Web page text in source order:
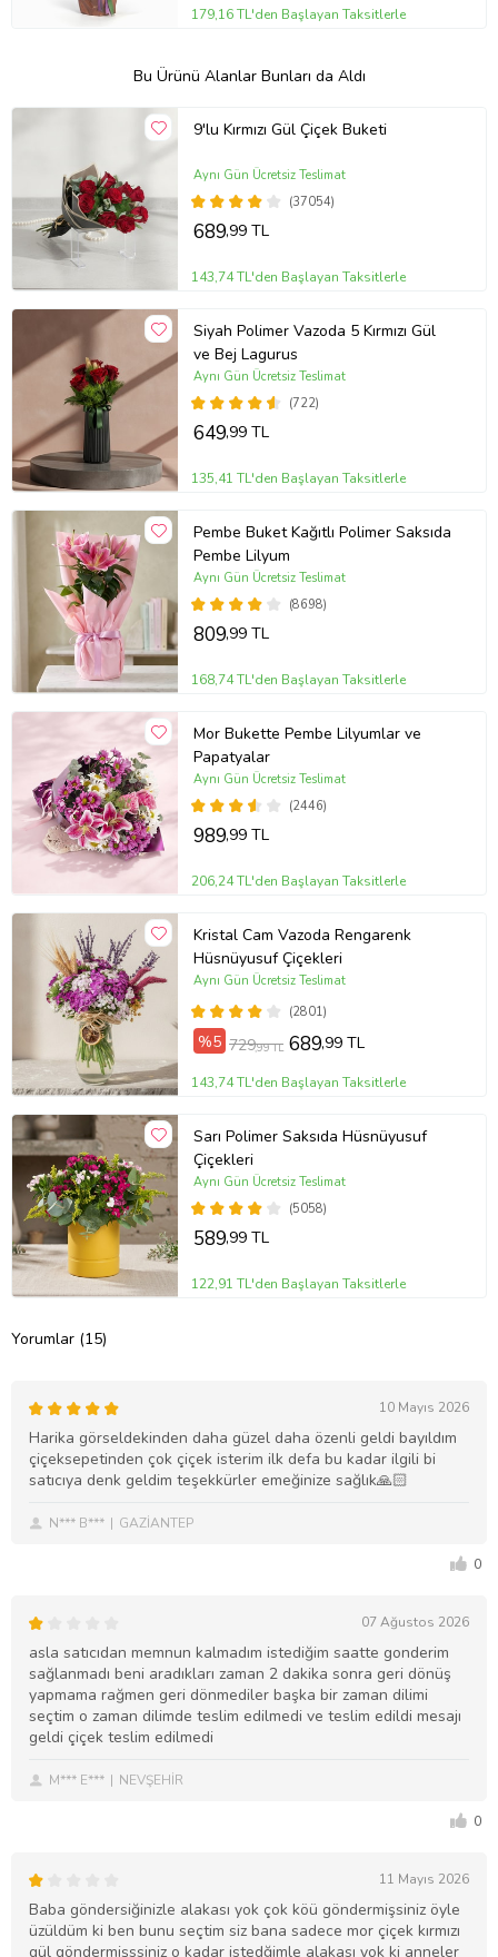
179,16 TL'den Başlayan Taksitlerle
Bu Ürünü Alanlar Bunları da Aldı
9'lu Kırmızı Gül Çiçek Buketi
(37054)
Aynı Gün Ücretsiz Teslimat
689,99 TL
143,74 TL'den Başlayan Taksitlerle
Siyah Polimer Vazoda 5 Kırmızı Gül
ve Bej Lagurus
(722)
Aynı Gün Ücretsiz Teslimat
649,99 TL
135,41 TL'den Başlayan Taksitlerle
Pembe Buket Kağıtlı Polimer Saksıda
Pembe Lilyum
(8698)
Aynı Gün Ücretsiz Teslimat
809,99 TL
168,74 TL'den Başlayan Taksitlerle
Mor Bukette Pembe Lilyumlar ve
Papatyalar
(2446)
Aynı Gün Ücretsiz Teslimat
989,99 TL
206,24 TL'den Başlayan Taksitlerle
Kristal Cam Vazoda Rengarenk
Hüsnüyusuf Çiçekleri
(2801)
Aynı Gün Ücretsiz Teslimat
%5 729,99 TL 689,99 TL
143,74 TL'den Başlayan Taksitlerle
Sarı Polimer Saksıda Hüsnüyusuf
Çiçekleri
(5058)
Aynı Gün Ücretsiz Teslimat
589,99 TL
122,91 TL'den Başlayan Taksitlerle
Yorumlar (15)
10 Mayıs 2026
Harika görseldekinden daha güzel daha özenli geldi bayıldım
çiçeksepetinden çok çiçek isterim ilk defa bu kadar ilgili bi
satıcıya denk geldim teşekkürler emeğinize sağlık🙏🏻
N*** B*** GAZİANTEP
0
07 Ağustos 2026
asla satıcıdan memnun kalmadım istediğim saatte gonderim
sağlanmadı beni aradıkları zaman 2 dakika sonra geri dönüş
yapmama rağmen geri dönmediler başka bir zaman dilimi
seçtim o zaman dilimde teslim edilmedi ve teslim edildi mesajı
geldi çiçek teslim edilmedi
M*** E*** NEVŞEHİR
0
11 Mayıs 2026
Baba göndersiğinizle alakası yok çok köü göndermişsiniz öyle
üzüldüm ki ben bunu seçtim siz bana sadece mor çiçek kırmızı
gül göndermişssiniz o kadar istedğimle alakası yok ki anneler